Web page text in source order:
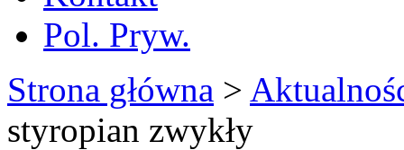
Pol. Pryw.
Strona główna >
styropian zwykły